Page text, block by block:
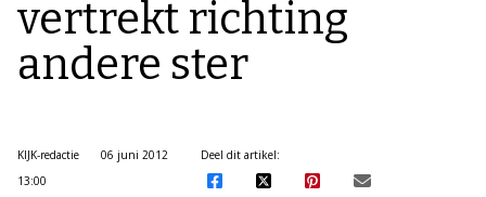
vertrekt richting
andere ster
KIJK-redactie
06 juni 2012
13:00
Deel dit artikel: